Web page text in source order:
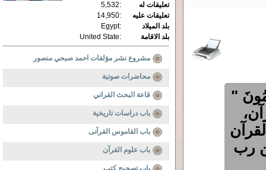
"
رب
تعليقات له
:
5,532
تعليقات عليه
:
14,950
بلد الميلاد
:
Egypt
بلد الاقامة
:
United State
مشروع نشر مؤلفات احمد صبحي منصور
محاضرات صوتية
قاعة البحث القراني
باب دراسات تاريخية
باب القاموس القرآنى
باب علوم القرآن
باب تصحيح كتب